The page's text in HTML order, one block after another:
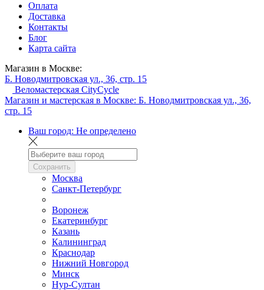
Оплата
Доставка
Контакты
Блог
Карта сайта
Магазин в Москве:
Б. Новодмитровская ул., 36, стр. 15
Веломастерская CityCycle
Магазин и мастерская в Москве: Б. Новодмитровская ул., 36,
стр. 15
Ваш город: Не определено
Сохранить
Москва
Санкт-Петербург
Воронеж
Екатеринбург
Казань
Калининград
Краснодар
Нижний Новгород
Минск
Нур-Султан